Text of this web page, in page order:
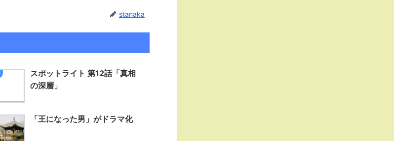
stanaka
スポットライト 第12話「真相
の深層」
「王になった男」がドラマ化